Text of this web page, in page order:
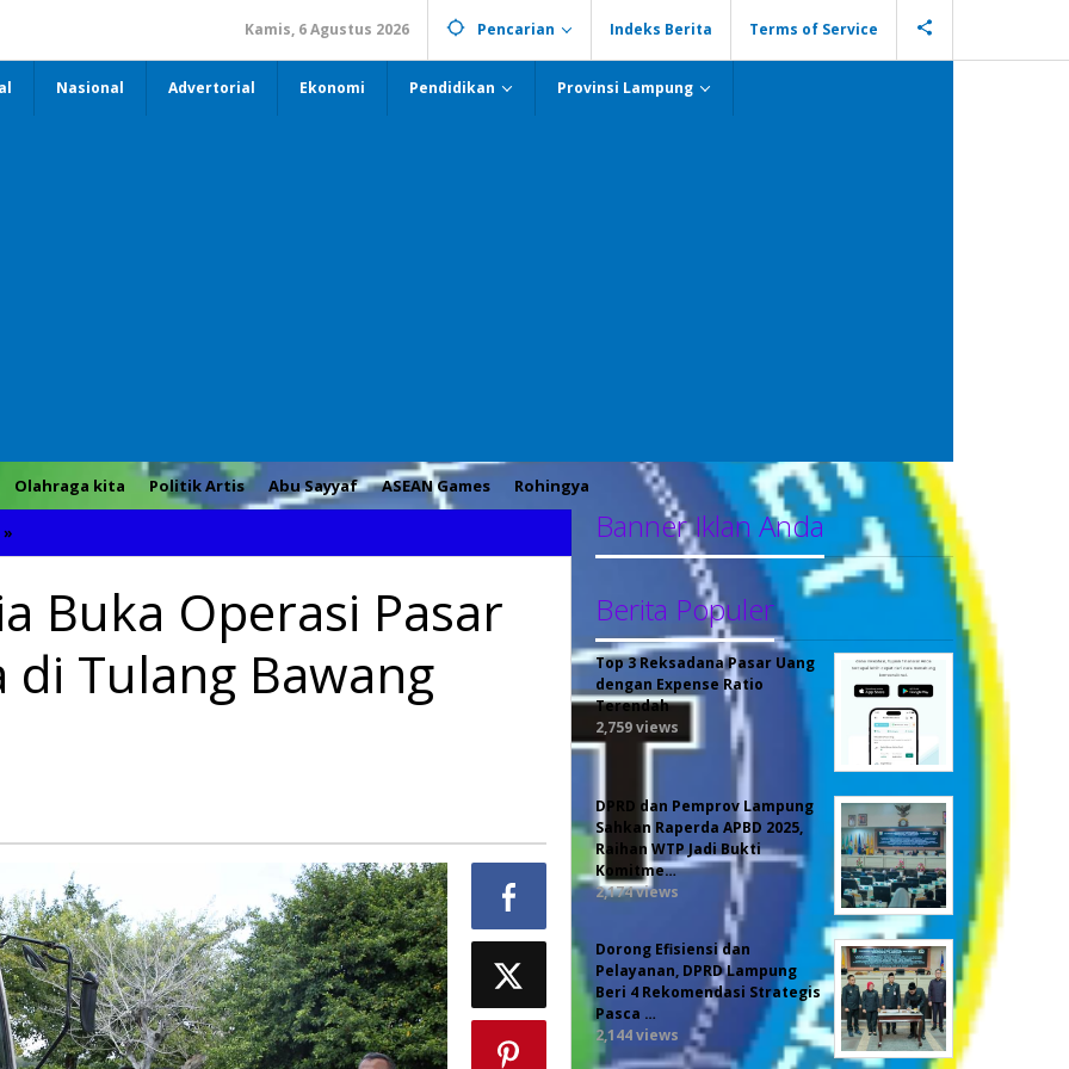
Kamis, 6 Agustus 2026 Pencarian Indeks Berita Terms of Service
Nasional Advertorial Ekonomi Pendidikan Provinsi Lampung
Olahraga kita Politik Artis Abu Sayyaf ASEAN Games Rohingya
»
Chusnunia
Operasi
Pasar
Ketiga
di
Buka Operasi Pasar
di Tulang Bawang
Banner Iklan Anda
Berita Populer
Top 3 Reksadana Pasar Uang
dengan Expense Ratio
Terendah
2,759 views
DPRD dan Pemprov Lampung
Sahkan Raperda APBD 2025,
Raihan WTP Jadi Bukti
Komitme…
2,174 views
Dorong Efisiensi dan
Pelayanan, DPRD Lampung
Beri 4 Rekomendasi Strategis
Pasca …
2,144 views